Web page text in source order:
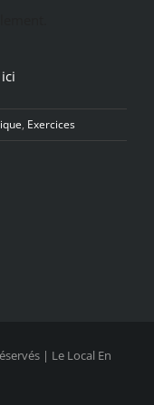
, Exercices
| Le Local En